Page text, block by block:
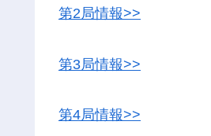
第2局情報>>
第3局情報>>
第4局情報>>